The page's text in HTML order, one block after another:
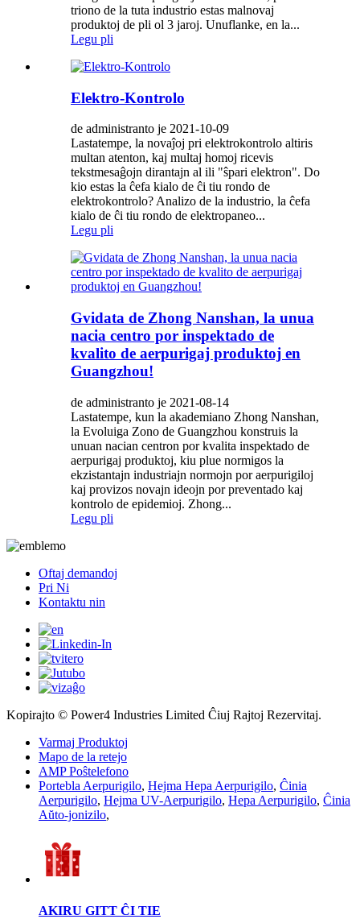
triono de la tuta industrio estas malnovaj
produktoj de pli ol 3 jaroj. Unuflanke, en la...
Legu pli
Elektro-Kontrolo
de administranto je 2021-10-09
Lastatempe, la novaĵoj pri elektrokontrolo altiris
multan atenton, kaj multaj homoj ricevis
tekstmesaĝojn dirantajn al ili "ŝpari elektron". Do
kio estas la ĉefa kialo de ĉi tiu rondo de
elektrokontrolo? Analizo de la industrio, la ĉefa
kialo de ĉi tiu rondo de elektropaneo...
Legu pli
Gvidata de Zhong Nanshan, la unua
nacia centro por inspektado de
kvalito de aerpurigaj produktoj en
Guangzhou!
de administranto je 2021-08-14
Lastatempe, kun la akademiano Zhong Nanshan,
la Evoluiga Zono de Guangzhou konstruis la
unuan nacian centron por kvalita inspektado de
aerpurigaj produktoj, kiu plue normigos la
ekzistantajn industriajn normojn por aerpurigiloj
kaj provizos novajn ideojn por preventado kaj
kontrolo de epidemioj. Zhong...
Legu pli
Oftaj demandoj
Pri Ni
Kontaktu nin
Kopirajto © Power4 Industries Limited Ĉiuj Rajtoj Rezervitaj.
Varmaj Produktoj
Mapo de la retejo
AMP Poŝtelefono
Portebla Aerpurigilo, Hejma Hepa Aerpurigilo, Ĉinia
Aerpurigilo, Hejma UV-Aerpurigilo, Hepa Aerpurigilo, Ĉinia
Aŭto-jonizilo,
AKIRU GITT ĈI TIE